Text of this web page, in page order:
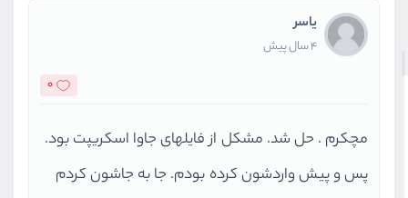
یاسر
4 سال پیش
0
مچکرم . حل شد. مشکل از فایلهای جاوا اسکریپت بود.
پس و پیش واردشون کرده بودم. جا به جاشون کردم